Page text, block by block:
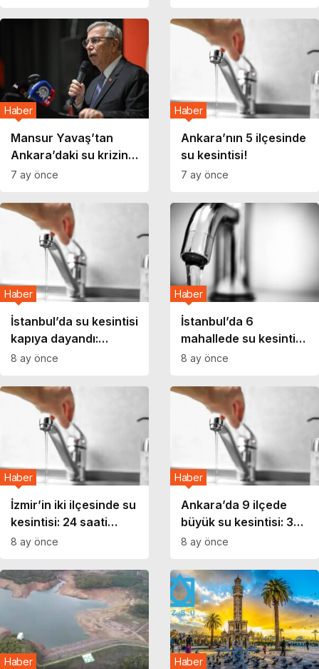
kesilecek?
Mansur Yavaş’tan
Ankara’daki su krizine
ilişkin açıklama!
Haber
7 ay önce
Ankara’nın 5 ilçesinde
su kesintisi!
Haber
7 ay önce
İstanbul’da su kesintisi
kapıya dayandı:
Barajların doluluk
Haber
8 ay önce
İstanbul’da 6
mahallede su kesintisi:
10 saat sürecek!
Haber
8 ay önce
İzmir’in iki ilçesinde su
kesintisi: 24 saati
aşacak!
Haber
8 ay önce
Ankara’da 9 ilçede
büyük su kesintisi: 30
saati aşacak!
Haber
8 ay önce
Haber Haber